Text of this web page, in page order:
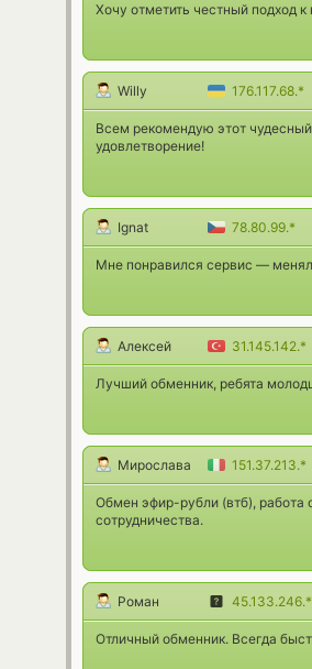
Хочу отметить честный подход
Willy 176.117.68.*
Всем рекомендую этот
удовлетворение!
Ignat 78.80.99.*
Мне понравился сервис —
Алексей 31.145.142.*
Лучший обменник, ребята
Мирослава 151.37.213.*
Обмен эфир-рубли (втб), работа
сотрудничества.
Роман 45.133.246.*
Отличный обменник. Всегда